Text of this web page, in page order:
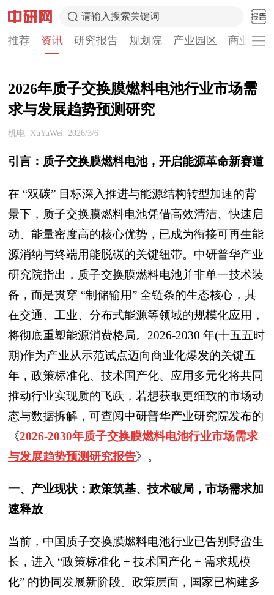
请输入搜索关键词
推荐 资讯 研究报告 规划院 产业园区 商业计
2026年质子交换膜燃料电池行业市场需
求与发展趋势预测研究
机电 XuYuWei 2026/3/6
引言：质子交换膜燃料电池，开启能源革命新赛道
在 “双碳” 目标深入推进与能源结构转型加速的背
景下，质子交换膜燃料电池凭借高效清洁、快速启
动、能量密度高的核心优势，已成为衔接可再生能
源消纳与终端用能脱碳的关键纽带。中研普华产业
研究院指出，质子交换膜燃料电池并非单一技术装
备，而是贯穿 “制储输用” 全链条的生态核心，其
在交通、工业、分布式能源等领域的规模化应用，
将彻底重塑能源消费格局。2026-2030 年(十五五时
期)作为产业从示范试点迈向商业化爆发的关键五
年，政策标准化、技术国产化、应用多元化将共同
推动行业实现质的飞跃，若想获取更细致的市场动
态与数据拆解，可查阅中研普华产业研究院发布的
《2026-2030年质子交换膜燃料电池行业市场需求
与发展趋势预测研究报告》。
一、产业现状：政策筑基、技术破局，市场需求加
速释放
当前，中国质子交换膜燃料电池行业已告别野蛮生
长，进入 “政策标准化 + 技术国产化 + 需求规模
化” 的协同发展新阶段。政策层面，国家已构建多